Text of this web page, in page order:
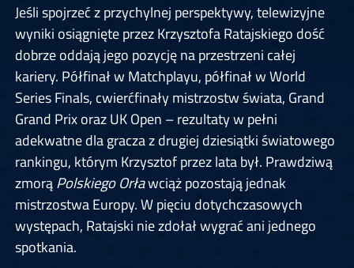
Jeśli spojrzeć z przychylnej perspektywy, telewizyjne
wyniki osiągnięte przez Krzysztofa Ratajskiego dość
dobrze oddają jego pozycję na przestrzeni całej
kariery. Półfinał w Matchplayu, półfinał w World
Series Finals, cwierćfinały mistrzostw świata, Grand
Grand Prix oraz UK Open – rezultaty w pełni
adekwatne dla gracza z drugiej dziesiątki światowego
rankingu, którym Krzysztof przez lata był. Prawdziwą
zmorąPolskiego Orławciąż pozostają jednak
mistrzostwa Europy. W pięciu dotychczasowych
występach, Ratajski nie zdołał wygrać ani jednego
spotkania.